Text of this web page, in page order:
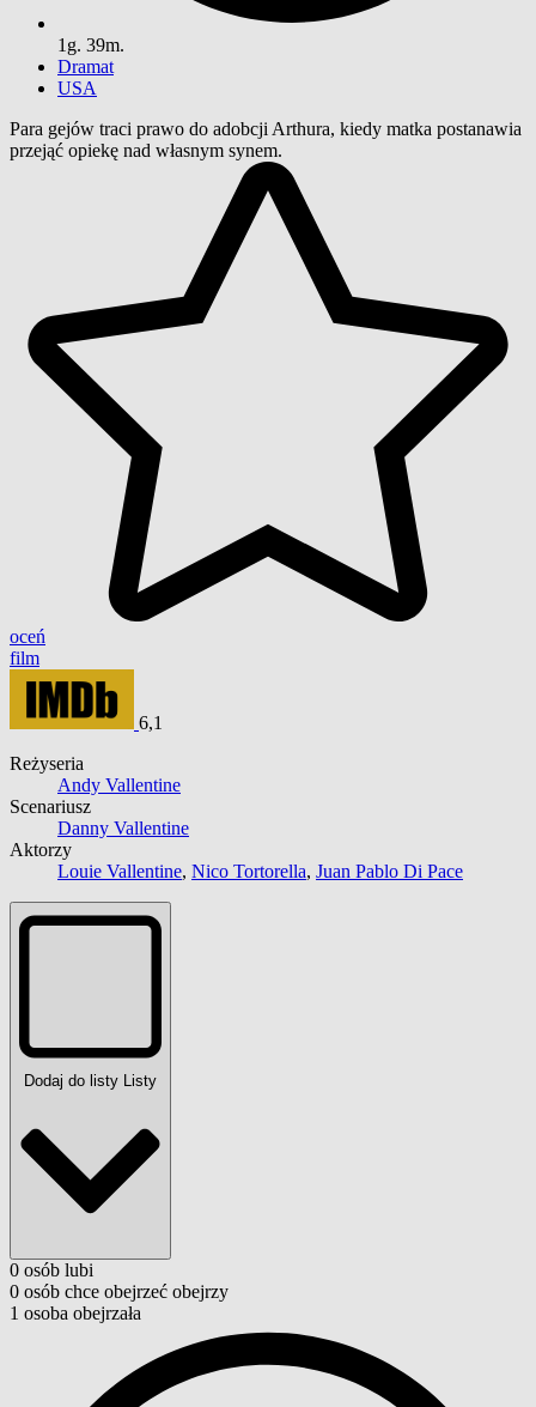
1g. 39m.
Dramat
USA
Para gejów traci prawo do adobcji Arthura, kiedy matka postanawia
przejąć opiekę nad własnym synem.
oceń
film
6,1
Reżyseria
Andy Vallentine
Scenariusz
Danny Vallentine
Aktorzy
Louie Vallentine, Nico Tortorella, Juan Pablo Di Pace
Dodaj do listy Listy
0 osób lubi
0 osób chce obejrzeć obejrzy
1 osoba obejrzała